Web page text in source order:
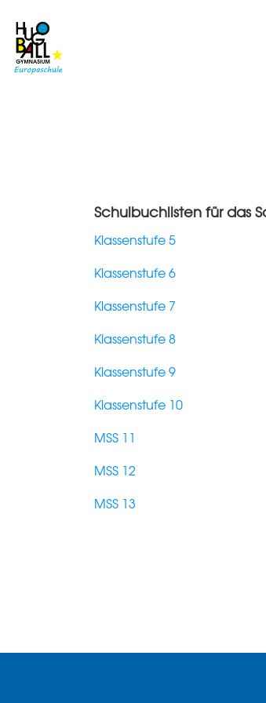
Schulbuchlisten für das
Klassenstufe 5
Klassenstufe 6
Klassenstufe 7
Klassenstufe 8
Klassenstufe 9
Klassenstufe 10
MSS 11
MSS 12
MSS 13